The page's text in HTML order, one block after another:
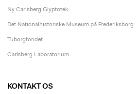
Ny Carlsberg Glyptotek
Det Nationalhistoriske Museum på Frederiksborg
Tuborgfondet
Carlsberg Laboratorium
KONTAKT OS